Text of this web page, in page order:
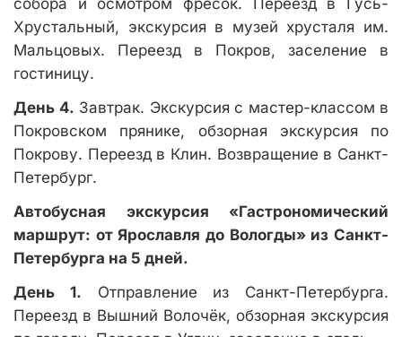
собора и осмотром фресок. Переезд в Гусь-
Хрустальный, экскурсия в музей хрусталя им.
Мальцовых. Переезд в Покров, заселение в
гостиницу.
День 4. Завтрак. Экскурсия с мастер-классом в
Покровском прянике, обзорная экскурсия по
Покрову. Переезд в Клин. Возвращение в Санкт-
Петербург.
Автобусная экскурсия «Гастрономический
маршрут: от Ярославля до Вологды» из Санкт-
Петербурга на 5 дней.
День 1. Отправление из Санкт-Петербурга.
Переезд в Вышний Волочёк, обзорная экскурсия